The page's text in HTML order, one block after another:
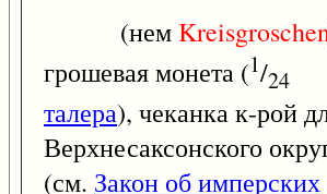
(нем
грошевая монета (1/24
талера), чеканка к-рой
Верхнесаксонского
(см. Закон об имперских